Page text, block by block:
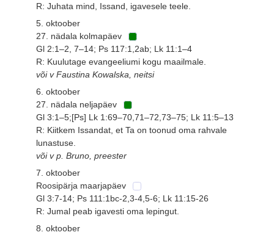
R: Juhata mind, Issand, igavesele teele.
5. oktoober
27. nädala kolmapäev
Gl 2:1–2, 7–14; Ps 117:1,2ab; Lk 11:1–4
R: Kuulutage evangeeliumi kogu maailmale.
või v Faustina Kowalska, neitsi
6. oktoober
27. nädala neljapäev
Gl 3:1–5;[Ps] Lk 1:69–70,71–72,73–75; Lk 11:5–13
R: Kiitkem Issandat, et Ta on toonud oma rahvale
lunastuse.
või v p. Bruno, preester
7. oktoober
Roosipärja maarjapäev
Gl 3:7-14; Ps 111:1bc-2,3-4,5-6; Lk 11:15-26
R: Jumal peab igavesti oma lepingut.
8. oktoober